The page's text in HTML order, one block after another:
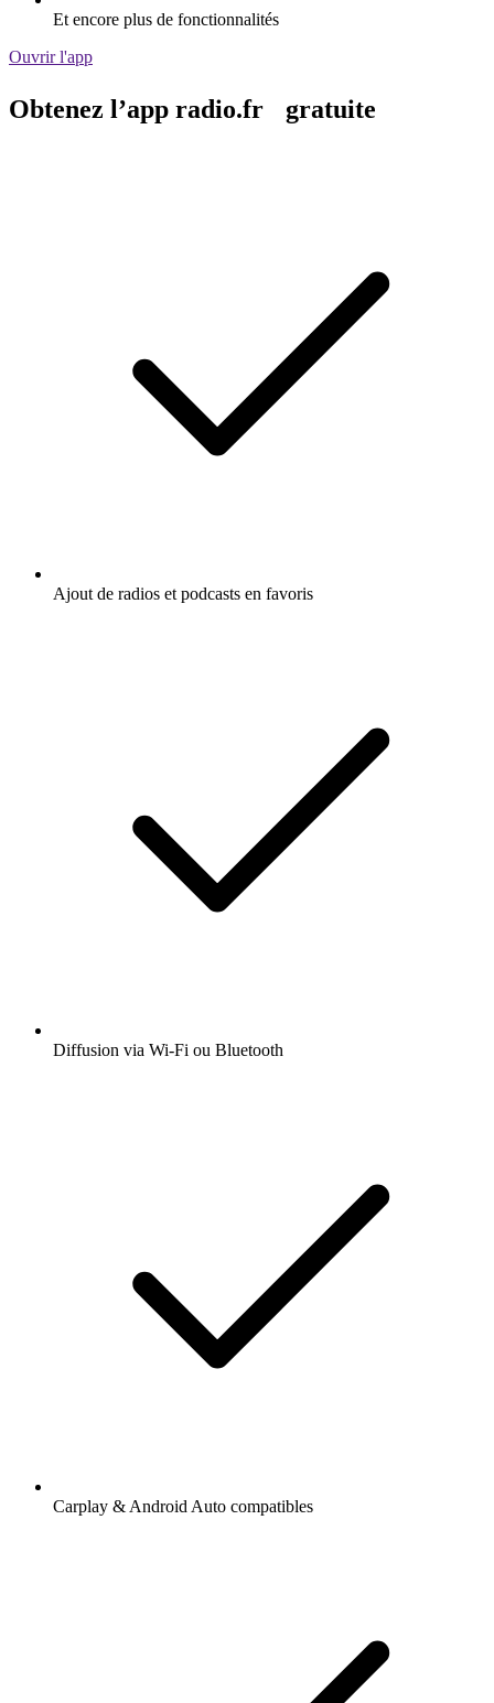
Et encore plus de fonctionnalités
Ouvrir l'app
Obtenez l’app radio.fr gratuite
Ajout de radios et podcasts en favoris
Diffusion via Wi-Fi ou Bluetooth
Carplay & Android Auto compatibles